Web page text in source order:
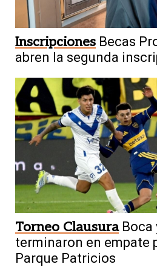
Inscripciones Becas
abren la segunda
Torneo Clausura Boca
terminaron en empate
Parque Patricios